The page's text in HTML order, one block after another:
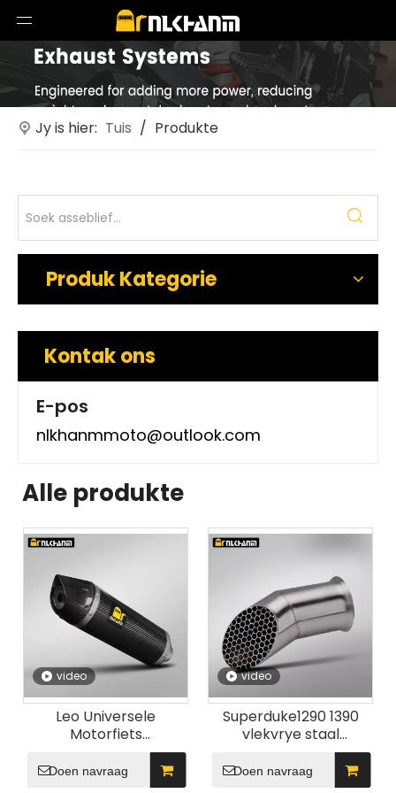
Jy is hier: Tuis / Produkte
Produk Kategorie
Kontak ons
E-pos
nlkhanmmoto@outlook.com
Alle produkte
video
Leo Universele
Motorfiets
Uitlaatstelsel 51mm LV
Vol Koolstofvesel
Uitlaatdemper Nuwe
Doen navraag
video
Superduke1290 1390
vlekvrye staal
uitlaatdemper nuwe
toestand persoonlike
Doen navraag